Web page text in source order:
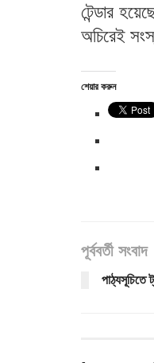
টেন্ডার
অচিরেই
শেয়ার করুন
পূর্ববর্তী সংবাদ
পাঠ্যসূচিতে